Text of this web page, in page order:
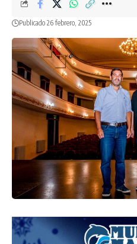
Publicado 26 febrero, 2025